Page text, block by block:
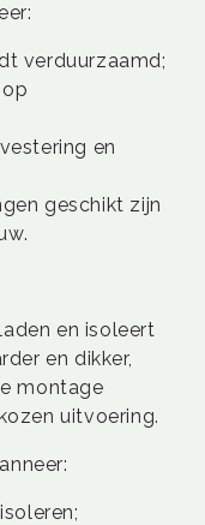
verduurzaamd;
en
geschikt zijn
en isoleert
en dikker,
montage
uitvoering.